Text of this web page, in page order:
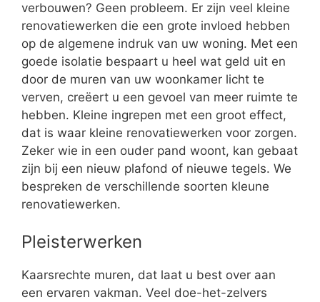
verbouwen? Geen probleem. Er zijn veel kleine
renovatiewerken die een grote invloed hebben
op de algemene indruk van uw woning. Met een
goede isolatie bespaart u heel wat geld uit en
door de muren van uw woonkamer licht te
verven, creëert u een gevoel van meer ruimte te
hebben. Kleine ingrepen met een groot effect,
dat is waar kleine renovatiewerken voor zorgen.
Zeker wie in een ouder pand woont, kan gebaat
zijn bij een nieuw plafond of nieuwe tegels. We
bespreken de verschillende soorten kleune
renovatiewerken.
Pleisterwerken
Kaarsrechte muren, dat laat u best over aan
een ervaren vakman. Veel doe-het-zelvers